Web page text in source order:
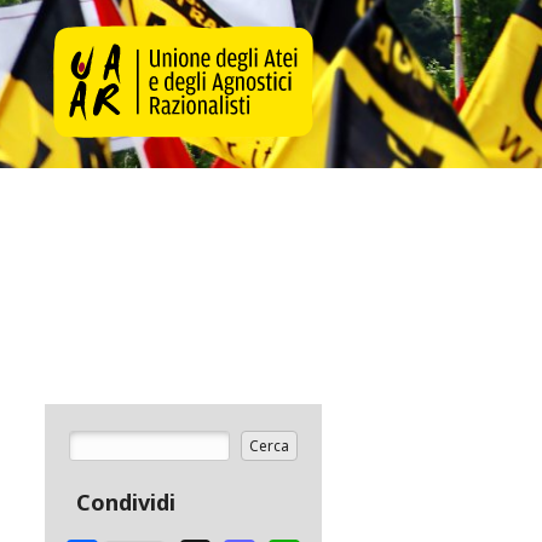
Form di ricerca
Cerca
Condividi